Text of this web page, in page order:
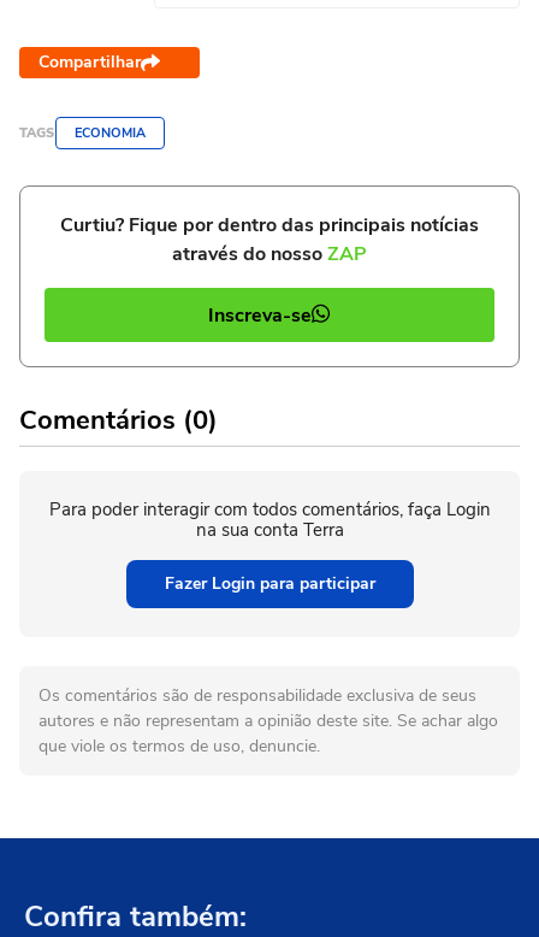
Compartilhar
TAGS ECONOMIA
Curtiu? Fique por dentro das principais notícias
através do nossoZAP
Inscreva-se
Comentários (0)
Para poder interagir com todos comentários, faça Login
na sua conta Terra
Fazer Login para participar
Os comentários são de responsabilidade exclusiva de seus
autores e não representam a opinião deste site. Se achar algo
que viole os termos de uso, denuncie.
Confira também: